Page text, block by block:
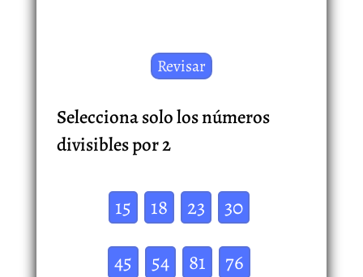
Selecciona solo los números
divisibles por 2
15 18 23
30
45
54 81
76